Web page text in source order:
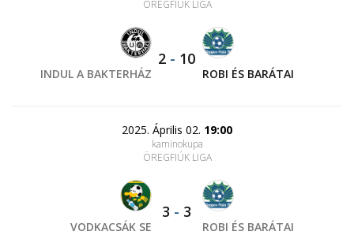
ÖREGFIÚK LIGA
INDUL A BAKTERHÁZ
2 - 10
ROBI ÉS BARÁTAI
2025. Április 02. 19:00
kaminokupa
ÖREGFIÚK LIGA
VODKACSÁK SE
3 - 3
ROBI ÉS BARÁTAI